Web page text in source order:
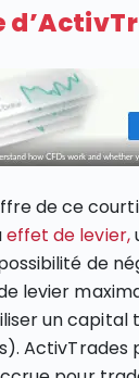
de ce
effet de levier,
de
levier
un